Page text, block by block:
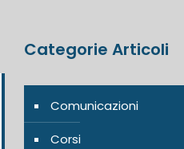
Categorie Articoli
Comunicazioni
Corsi